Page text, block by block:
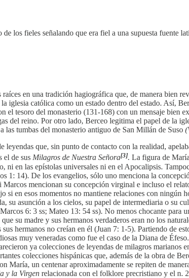
los fieles señalando que era fiel a una supuesta fuente
raíces en una tradición hagiográfica que, de manera bien
iglesia católica como un estado dentro del estado. Así,
el tesoro del monasterio (131-168) con un mensaje bien
del reino. Por otro lado, Berceo legitima el papel de la
las tumbas del monasterio antiguo de San Millán de Suso
que, sin punto de contacto con la realidad,
el de sus Milagros de Nuestra Señora[3]. La figura de
ni en las epístolas universales ni en el Apocalipsis.
1: 14). De los evangelios, sólo uno menciona la
mencionan su concepción virginal e incluso el
en esos momentos no mantiene relaciones con ningún
asunción a los cielos, su papel de intermediaria o su
6: 3 ss; Mateo 13: 54 ss). No menos chocante para
su madre y sus hermanos verdaderos eran no los
hermanos no creían en él (Juan 7: 1-5). Partiendo de
muy veneradas como fue el caso de la Diana de
ya colecciones de leyendas de milagros marianos
colecciones hispánicas que, además de la obra de
un centenar aproximadamente se repiten de
y la Virgen relacionada con el folklore precristiano y el n.